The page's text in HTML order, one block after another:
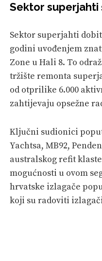
Sektor superjahti
Sektor superjahti
godini uvođenjem
Zone u Hali 8. To
tržište remonta
od otprilike 6.000
zahtijevaju opsežne
Ključni sudionici
Yachtsa, MB92,
australskog refit
mogućnosti u ovom
hrvatske izlagače
koji su radoviti